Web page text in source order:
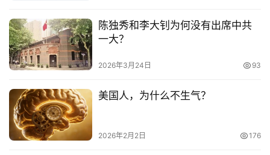
多
页
面
陈独秀和李大钊为何没有出席中共
一大？
2026年3月24日 93
美国人，为什么不生气？
2026年2月2日 176